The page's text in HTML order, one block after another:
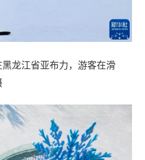
龙江省亚布力，游客在滑